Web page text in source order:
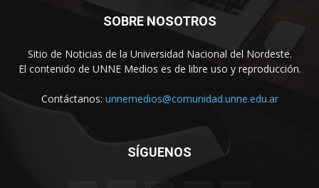
SOBRE NOSOTROS
Sitio de Noticias de la Universidad Nacional del Nordeste.
El contenido de UNNE Medios es de libre uso y reproducción.
Contáctanos: unnemedios@comunidad.unne.edu.ar
SÍGUENOS